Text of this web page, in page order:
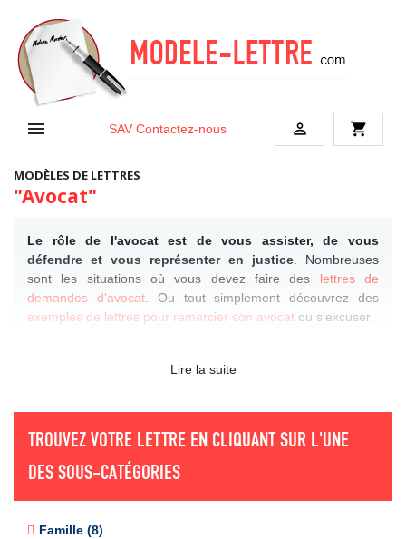
 SAV Contactez-nous  shopping_cart
MODÈLES DE LETTRES
"Avocat"
Le rôle de l'avocat est de vous assister, de vous
défendre et vous représenter en justice . Nombreuses
sont les situations où vous devez faire des lettres de
demandes d'avocat. Ou tout simplement découvrez des
exemples de lettres pour remercier son avocat ou s'excuser.
Lire la suite
TROUVEZ VOTRE LETTRE EN CLIQUANT SUR L'UNE
DES SOUS-CATÉGORIES
Famille (8)